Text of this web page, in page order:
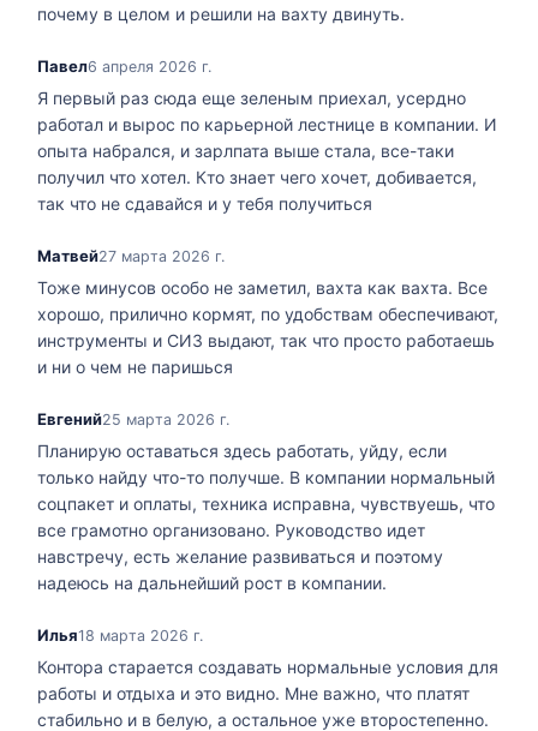
почему в целом и решили на вахту двинуть.
Павел6 апреля 2026 г.
Я первый раз сюда еще зеленым приехал, усердно
работал и вырос по карьерной лестнице в компании. И
опыта набрался, и зарлпата выше стала, все-таки
получил что хотел. Кто знает чего хочет, добивается,
так что не сдавайся и у тебя получиться
Матвей27 марта 2026 г.
Тоже минусов особо не заметил, вахта как вахта. Все
хорошо, прилично кормят, по удобствам обеспечивают,
инструменты и СИЗ выдают, так что просто работаешь
и ни о чем не паришься
Евгений25 марта 2026 г.
Планирую оставаться здесь работать, уйду, если
только найду что-то получше. В компании нормальный
соцпакет и оплаты, техника исправна, чувствуешь, что
все грамотно организовано. Руководство идет
навстречу, есть желание развиваться и поэтому
надеюсь на дальнейший рост в компании.
Илья18 марта 2026 г.
Контора старается создавать нормальные условия для
работы и отдыха и это видно. Мне важно, что платят
стабильно и в белую, а остальное уже второстепенно.